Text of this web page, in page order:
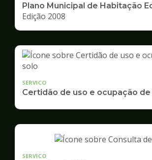
Plano Municipal de Habitação
Edição 2008
SERVICO
Certidão de uso e ocupação de
SERVICO